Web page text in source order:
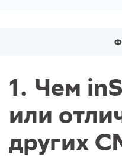
1. Чем
или
других